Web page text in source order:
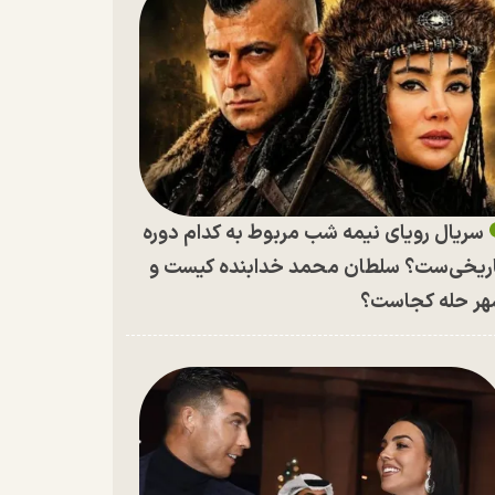
سریال رویای نیمه شب مربوط به کدام دوره
سلطان محمد خدابنده کیست و
حله کجاست؟